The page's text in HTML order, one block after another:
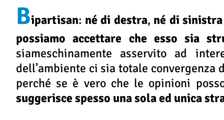
Bipartisan: né di destra, né di sinistra
possiamo accettare che esso sia
siameschinamente asservito ad
dell’ambiente ci sia totale
perché se è vero che le opinioni
suggerisce spesso una sola ed unica